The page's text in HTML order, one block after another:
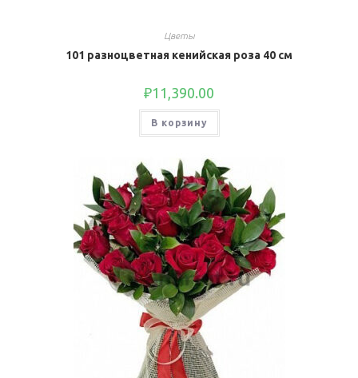
Цветы
101 разноцветная кенийская роза 40 см
₽11,390.00
В корзину